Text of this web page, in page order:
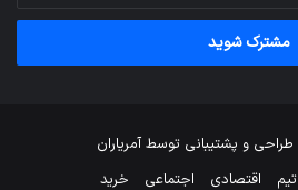
طراحی و پشتیبانی توسطآمریاران
تیم اقتصادی اجتماعی خرید